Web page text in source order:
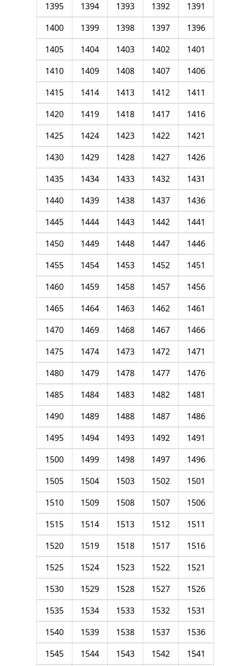
1391
1392
1393
1394
1395
1396
1397
1398
1399
1400
1401
1402
1403
1404
1405
1406
1407
1408
1409
1410
1411
1412
1413
1414
1415
1416
1417
1418
1419
1420
1421
1422
1423
1424
1425
1426
1427
1428
1429
1430
1431
1432
1433
1434
1435
1436
1437
1438
1439
1440
1441
1442
1443
1444
1445
1446
1447
1448
1449
1450
1451
1452
1453
1454
1455
1456
1457
1458
1459
1460
1461
1462
1463
1464
1465
1466
1467
1468
1469
1470
1471
1472
1473
1474
1475
1476
1477
1478
1479
1480
1481
1482
1483
1484
1485
1486
1487
1488
1489
1490
1491
1492
1493
1494
1495
1496
1497
1498
1499
1500
1501
1502
1503
1504
1505
1506
1507
1508
1509
1510
1511
1512
1513
1514
1515
1516
1517
1518
1519
1520
1521
1522
1523
1524
1525
1526
1527
1528
1529
1530
1531
1532
1533
1534
1535
1536
1537
1538
1539
1540
1541
1542
1543
1544
1545